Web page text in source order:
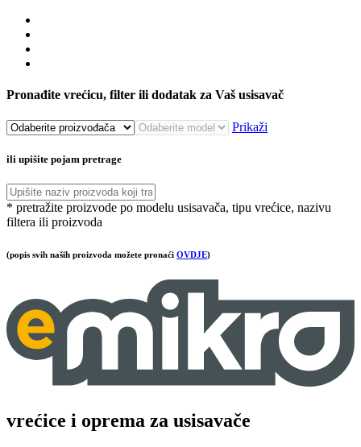
Pronađite vrećicu, filter ili dodatak za Vaš usisavač
Prikaži
ili upišite pojam pretrage
* pretražite proizvode po modelu usisavača, tipu vrećice, nazivu
filtera ili proizvoda
(popis svih naših proizvoda možete pronaći OVDJE)
vrećice i oprema za usisavače